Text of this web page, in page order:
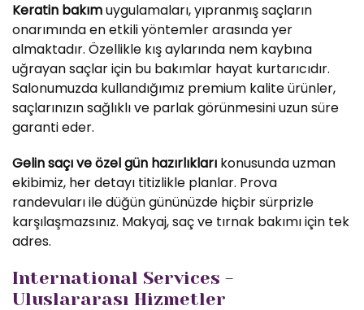
Keratin bakımuygulamaları, yıpranmış saçların
onarımında en etkili yöntemler arasında yer
almaktadır. Özellikle kış aylarında nem kaybına
uğrayan saçlar için bu bakımlar hayat kurtarıcıdır.
Salonumuzda kullandığımız premium kalite ürünler,
saçlarınızın sağlıklı ve parlak görünmesini uzun süre
garanti eder.
Gelin saçı ve özel gün hazırlıkları konusunda uzman
ekibimiz, her detayı titizlikle planlar. Prova
randevuları ile düğün gününüzde hiçbir sürprizle
karşılaşmazsınız. Makyaj, saç ve tırnak bakımı için tek
adres.
International Services -
Uluslararası Hizmetler